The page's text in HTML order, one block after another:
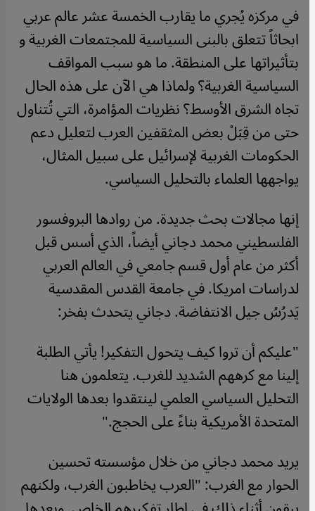
في مركزه يُجري ما يقارب الخمسة عشر عالم عربي
ابحاثاً تتعلق بالبنى السياسية للمجتمعات الغربية و
بتأثيراتها على المنطقة. ما هو سبب المواقف
السياسية الغربية؟ ولماذا هي الآن على هذه الحال
تجاه الشرق الأوسط؟ نظريات المؤامرة، التي تُتناول
حتى من قِبَلْ بعض المثقفين العرب لتعليل دعم
الحكومات الغربية لإسرائيل على سبيل المثال،
يواجهها العلماء بالتحليل السياسي.
إنها مجالات بحث جديدة. من روادها البروفسور
الفلسطيني محمد دجاني أيضاً، الذي أسس قبل
أكثر من عام أول قسم جامعي في العالم العربي
لدراسات امريكا. في جامعة القدس المقدسية
يَدرُسُ جيل الانتفاضة. دجاني يتحدث بفخر:
"عليكم أن تروا كيف يتحول التفكير! يأتي الطلبة
إلينا مع كرههم الشديد للغرب. يتعلمون هنا
التحليل السياسي العلمي لينتقدوا بعدها الولايات
المتحدة الأمريكية بناءً على الحجج."
يريد محمد دجاني من خلال مؤسسته تحسين
الحوار مع الغرب: "العرب يخاطبون الغرب، ولكنهم